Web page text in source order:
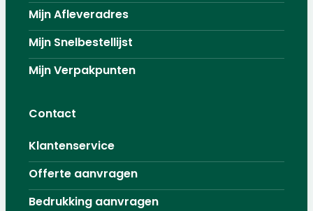
Mijn Afleveradres
Mijn Snelbestellijst
Mijn Verpakpunten
Contact
Klantenservice
Offerte aanvragen
Bedrukking aanvragen